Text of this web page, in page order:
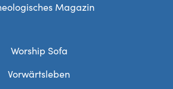
Magazin
Worship Sofa
Vorwärtsleben